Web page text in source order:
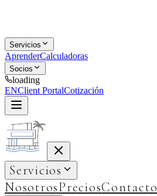
Servicios
AprenderCalculadoras
Socios
loading
ENClient PortalCotización
Servicios
NosotrosPreciosContacto